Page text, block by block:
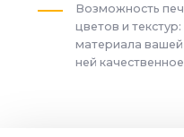
Возможность
цветов и
материала
ней